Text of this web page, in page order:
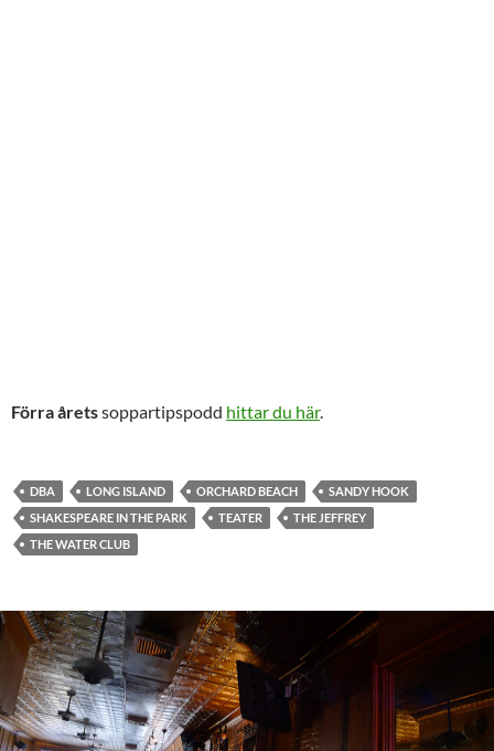
Förra åretssoppartipspodd hittar du här.
DBA LONG ISLAND ORCHARD BEACH
SANDY HOOK
SHAKESPEARE IN THE PARK
TEATER
THE JEFFREY
THE WATER CLUB